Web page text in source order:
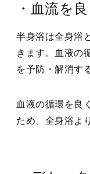
・血流を
半身浴は全身浴
きます。血液の
を予防・解消す
血液の循環を良
ため、全身浴よ